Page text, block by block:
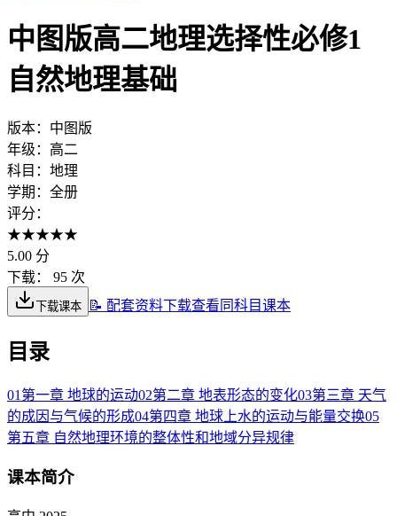
中图版高二地理选择性必修1
自然地理基础
版本： 中图版
年级： 高二
科目： 地理
学期： 全册
评分：
★★★★★
5.00 分
下载：
95 次
下载课本 📝 配套资料下载查看同科目课本
目录
01 第一章 地球的运动02第二章 地表形态的变化03第三章 天气
的成因与气候的形成04第四章 地球上水的运动与能量交换05
第五章 自然地理环境的整体性和地域分异规律
课本简介